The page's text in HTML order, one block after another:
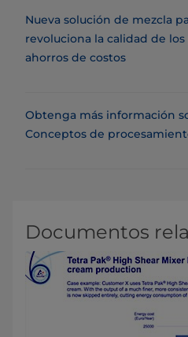
Nueva solución de mezcla
revoluciona la calidad de
ahorros de costos
Obtenga más información
Conceptos de
Documentos